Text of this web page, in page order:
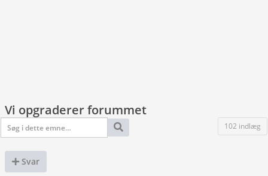
Vi opgraderer forummet
102 indlæg
Svar